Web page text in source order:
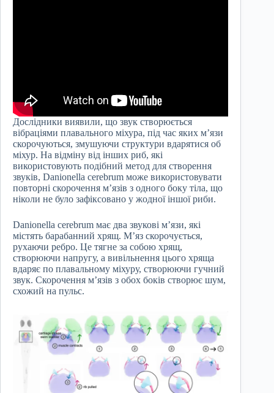
Дослідники виявили, що звук створюється
вібраціями плавального міхура, під час яких м’язи
скорочуються, змушуючи структури вдарятися об
міхур. На відміну від інших риб, які
використовують подібний метод для створення
звуків, Danionella cerebrum може використовувати
повторні скорочення м’язів з одного боку тіла, що
ніколи не було зафіксовано у жодної іншої риби.
Danionella cerebrum має два звукові м’язи, які
містять барабанний хрящ. М’яз скорочується,
рухаючи ребро. Це тягне за собою хрящ,
створюючи напругу, а вивільнення цього хряща
вдаряє по плавальному міхуру, створюючи гучний
звук. Скорочення м’язів з обох боків створює шум,
схожий на пульс.